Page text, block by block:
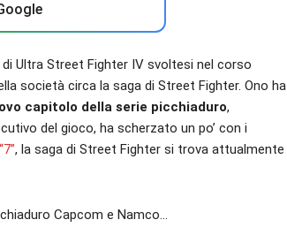
Ultra Street Fighter IV svoltesi nel corso
società circa la saga di Street Fighter. Ono ha
capitolo della serie picchiaduro,
del gioco, ha scherzato un po’ con i
“7”, la saga di Street Fighter si trova attualmente
Capcom e Namco…